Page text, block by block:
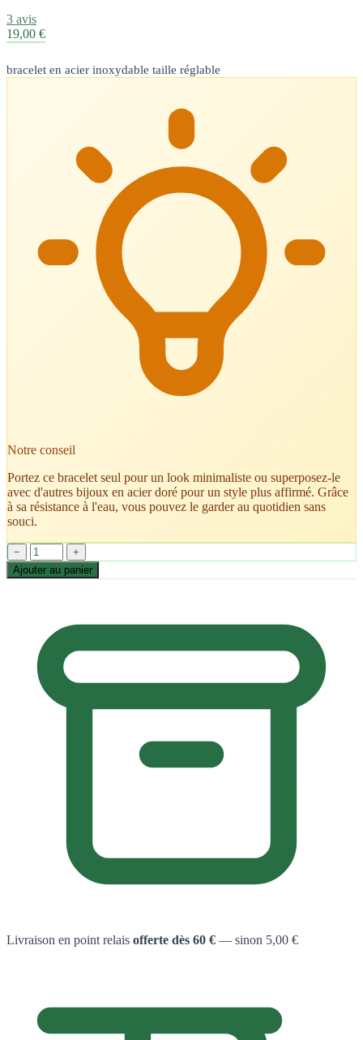
3 avis
19,00 €
bracelet en acier inoxydable taille réglable
Notre conseil
Portez ce bracelet seul pour un look minimaliste ou superposez-le
avec d'autres bijoux en acier doré pour un style plus affirmé. Grâce
à sa résistance à l'eau, vous pouvez le garder au quotidien sans
souci.
−
+
Ajouter au panier
Livraison en point relais offerte dès 60 € — sinon 5,00 €